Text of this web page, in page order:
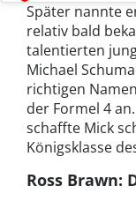
Später nannte
relativ bald
talentierten
Michael
richtigen
der Formel 4
schaffte Mick
Königsklasse
Ross Brawn: